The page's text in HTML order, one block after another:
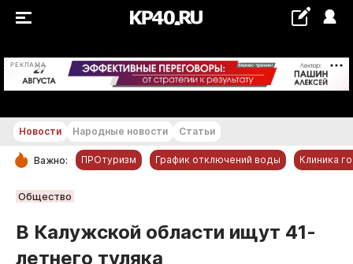
РЕКЛАМА +22...+23 °С
РУБРИКИ
Новости компаний
Новости Народные новости Статьи
Важно: ПРОтуризм График отключений воды Клиника
Общество
В Калужской области ищут 41-
летнего туляка